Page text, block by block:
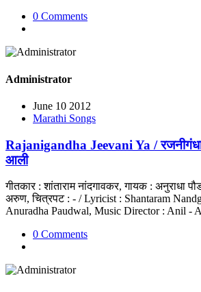
0 Comments
Administrator
June 10 2012
Marathi Songs
Rajanigandha Jeevani Ya / रजनीगंधा
आली
गीतकार : शांताराम नांदगावकर, गायक : अनुराधा
अरुण, चित्रपट : - / Lyricist : Shantaram
Anuradha Paudwal, Music Director : Anil -
0 Comments